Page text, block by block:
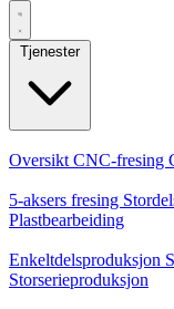
Tjenester
Oversikt CNC-fresing
5-aksers fresing
Plastbearbeiding
Enkeltdelsproduksjon
Storserieproduksjon